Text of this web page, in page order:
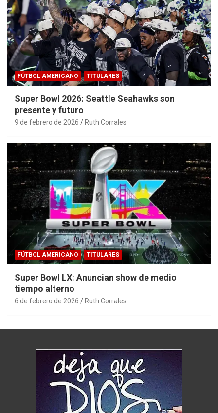
FÚTBOL AMERICANO TITULARES
Super Bowl 2026: Seattle Seahawks son
presente y futuro
9 de febrero de 2026 Ruth Corrales
FÚTBOL AMERICANO TITULARES
Super Bowl LX: Anuncian show de medio
tiempo alterno
6 de febrero de 2026 Ruth Corrales